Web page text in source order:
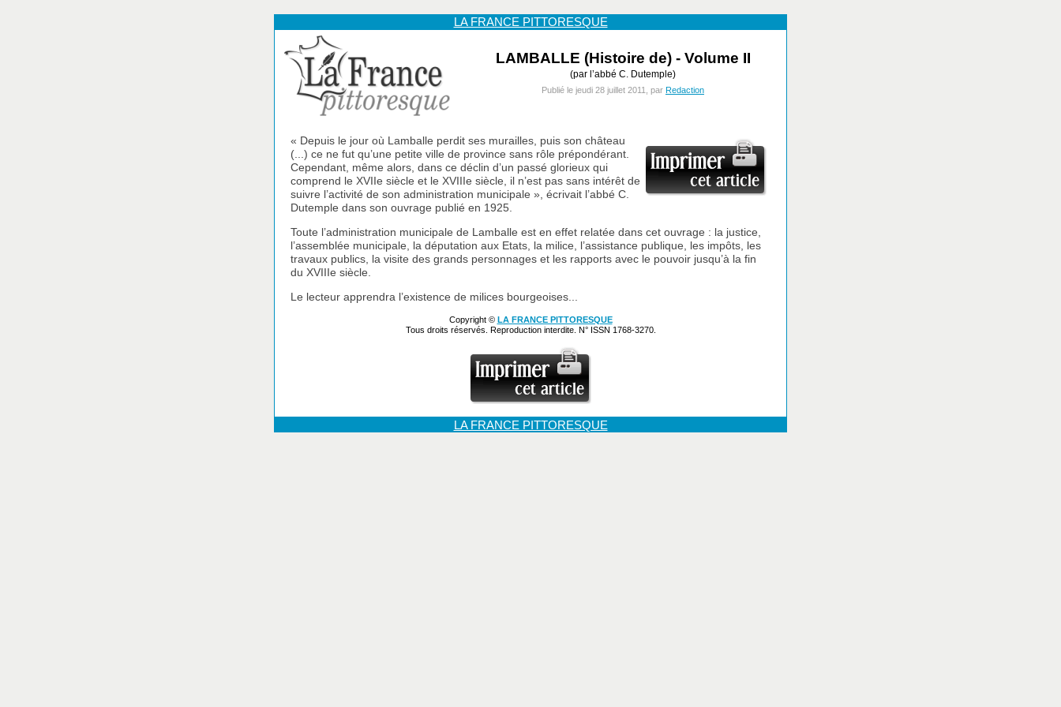
LA FRANCE PITTORESQUE
LAMBALLE (Histoire de) - Volume II
(par l’abbé C. Dutemple)
Publié le jeudi 28 juillet 2011, par Redaction
« Depuis le jour où Lamballe perdit ses murailles, puis son château
(...) ce ne fut qu’une petite ville de province sans rôle prépondérant.
Cependant, même alors, dans ce déclin d’un passé glorieux qui
comprend le XVIIe siècle et le XVIIIe siècle, il n’est pas sans intérêt de
suivre l’activité de son administration municipale », écrivait l’abbé C.
Dutemple dans son ouvrage publié en 1925.
Toute l’administration municipale de Lamballe est en effet relatée dans cet ouvrage : la justice,
l’assemblée municipale, la députation aux Etats, la milice, l’assistance publique, les impôts, les
travaux publics, la visite des grands personnages et les rapports avec le pouvoir jusqu’à la fin
du XVIIIe siècle.
Le lecteur apprendra l’existence de milices bourgeoises...
Copyright © LA FRANCE PITTORESQUE
Tous droits réservés. Reproduction interdite. N° ISSN 1768-3270.
LA FRANCE PITTORESQUE